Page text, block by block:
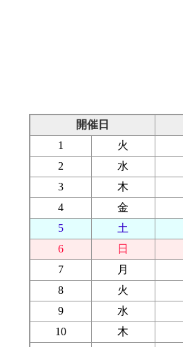
開催日
1
火
2
水
3
木
4
金
5
土
6
日
7
月
8
火
9
水
10
木